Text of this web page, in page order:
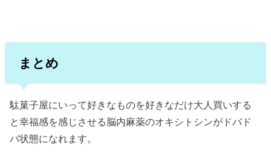
まとめ
駄菓子屋にいって好きなものを好きなだけ大人買いする
と幸福感を感じさせる脳内麻薬のオキシトシンがドバド
バ状態になれます。